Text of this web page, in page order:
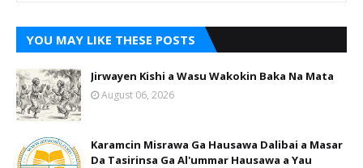
YOU MAY LIKE THESE POSTS
Jirwayen Kishi a Wasu Wakokin Baka Na Mata
August 06, 2026
Karamcin Misrawa Ga Hausawa Dalibai a Masar
Da Tasirinsa Ga Al'ummar Hausawa a Yau